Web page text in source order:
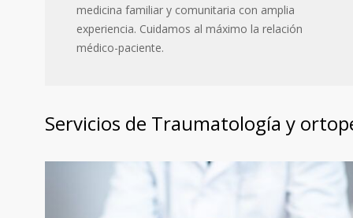
medicina familiar y comunitaria con amplia
experiencia. Cuidamos al máximo la relación
médico-paciente.
Servicios de Traumatología y